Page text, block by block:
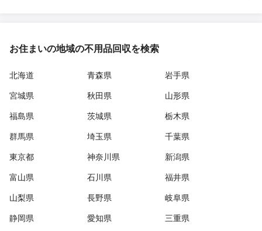
お住まいの地域の不用品回収を検索
北海道 青森県
岩手県
宮城県
秋田県
山形県
福島県
茨城県
栃木県
群馬県
埼玉県
千葉県
東京都
神奈川県
新潟県
富山県
石川県
福井県
山梨県
長野県
岐阜県
静岡県
愛知県
三重県